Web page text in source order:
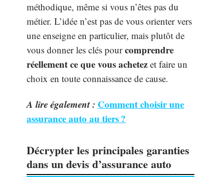
méthodique, même si vous n’êtes pas du
métier. L’idée n’est pas de vous orienter vers
une enseigne en particulier, mais plutôt de
vous donner les clés pourcomprendre
réellement ce que vous achetez et faire un
choix en toute connaissance de cause.
A lire également : Comment choisir une
assurance auto au tiers ?
Décrypter les principales garanties
dans un devis d’assurance auto